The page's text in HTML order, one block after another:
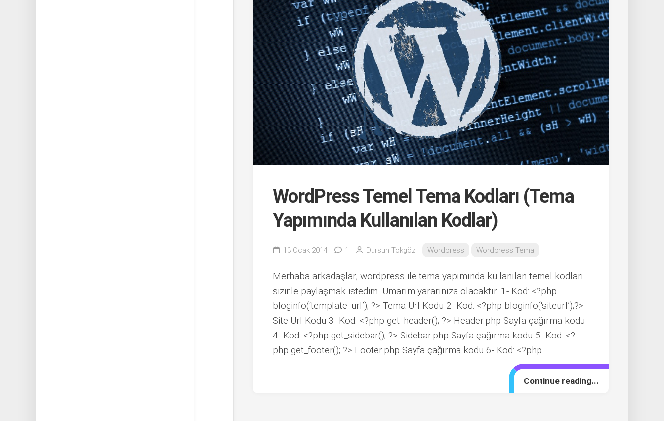
WordPress Temel Tema Kodları (Tema
Yapımında Kullanılan Kodlar)
13 Ocak 2014 1 Dursun Tokgöz Wordpress Wordpress Tema
Merhaba arkadaşlar, wordpress ile tema yapımında kullanılan temel kodları
sizinle paylaşmak istedim. Umarım yararınıza olacaktır. 1- Kod: <?php
bloginfo(‘template_url’); ?> Tema Url Kodu 2- Kod: <?php bloginfo(‘siteurl’);?>
Site Url Kodu 3- Kod: <?php get_header(); ?> Header.php Sayfa çağırma kodu
4- Kod: <?php get_sidebar(); ?> Sidebar.php Sayfa çağırma kodu 5- Kod: <?
php get_footer(); ?> Footer.php Sayfa çağırma kodu 6- Kod: <?php...
Continue reading...